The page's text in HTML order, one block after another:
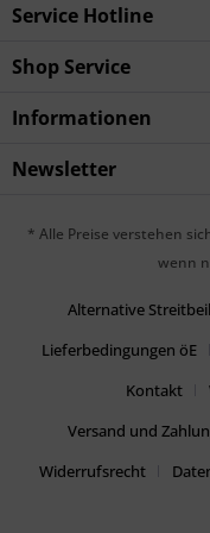
Service Hotline
Shop Service
Informationen
Newsletter
* Alle Preise verstehen
wenn
Alternative
Lieferbedingungen öE
Kontakt
Versand und
Widerrufsrecht